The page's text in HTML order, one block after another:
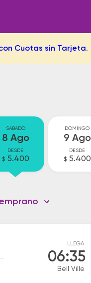
con Cuotas sin Tarjeta.
SABADO
8 Ago
DESDE
$ 5.400
DOMINGO
9 Ago
DESDE
$ 5.400
LLEGA
06:35
Bell Ville